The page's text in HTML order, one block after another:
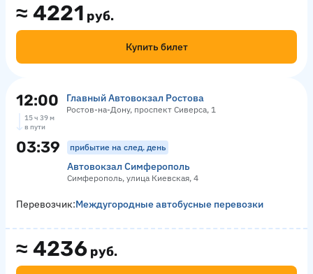
≈ 4221 руб.
Купить билет
12:00 Главный Автовокзал Ростова
Ростов-на-Дону, проспект Сиверса, 1
15 ч 39 м
в пути
03:39 прибытие на след. день
Автовокзал Симферополь
Симферополь, улица Киевская, 4
≈ 4236 руб.
Перевозчик:Междугородные автобусные перевозки